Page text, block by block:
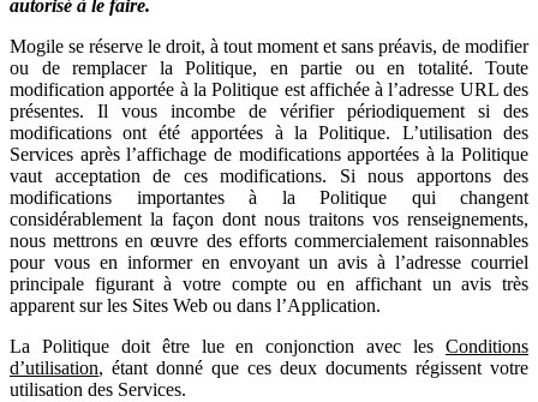
autorisé à le faire.
Mogile se réserve le droit, à tout moment et sans préavis, de modifier
ou de remplacer la Politique, en partie ou en totalité. Toute
modification apportée à la Politique est affichée à l’adresse URL des
présentes. Il vous incombe de vérifier périodiquement si des
modifications ont été apportées à la Politique. L’utilisation des
Services après l’affichage de modifications apportées à la Politique
vaut acceptation de ces modifications. Si nous apportons des
modifications importantes à la Politique qui changent
considérablement la façon dont nous traitons vos renseignements,
nous mettrons en œuvre des efforts commercialement raisonnables
pour vous en informer en envoyant un avis à l’adresse courriel
principale figurant à votre compte ou en affichant un avis très
apparent sur les Sites Web ou dans l’Application.
La Politique doit être lue en conjonction avec les Conditions
d’utilisation, étant donné que ces deux documents régissent votre
utilisation des Services.